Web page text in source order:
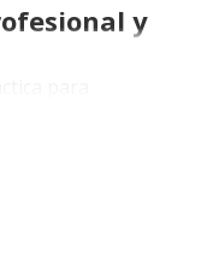
y
que no las
convertirlo en